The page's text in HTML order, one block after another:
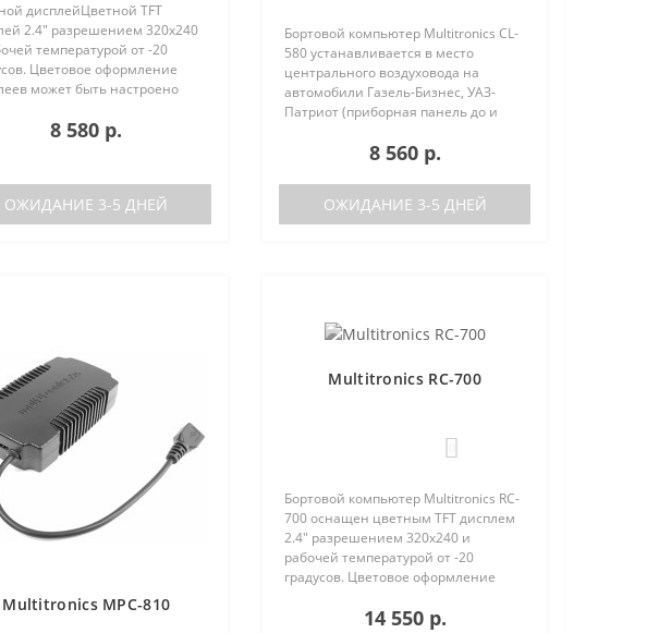
дисплейЦветной TFT
2.4" разрешением 320х240
температурой от -20
Цветовое оформление
может быть настроено
каналам). Четыре
цветовые
8 580 р.
ОЖИДАНИЕ 3-5 ДНЕЙ
Бортовой компьютер Multitronics CL-
580 устанавливается в место
центрального воздуховода на
автомобили Газель-Бизнес, УАЗ-
Патриот (приборная панель до и
характеристики Поддержка двух
баков (подключается к двум
датчикам..
8 560 р.
ОЖИДАНИЕ 3-5 ДНЕЙ
Multitronics MPC-810
Multitronics RC-700
Бортовой компьютер Multitronics RC-
700 оснащен цветным TFT дисплем
2.4" разрешением 320х240 и
рабочей температурой от -20
градусов. Цветовое оформление
пользователем индивидуально (по
14 550 р.